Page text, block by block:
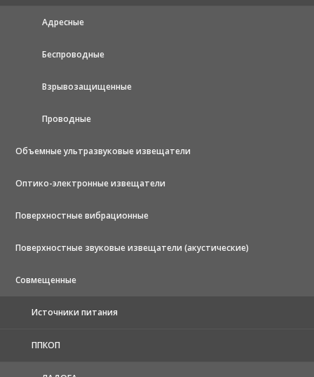
Адресные
Беспроводные
Взрывозащищенные
Проводные
Объемные ультразвуковые извещатели
Оптико-электронные извещатели
Поверхностные вибрационные
Поверхностные звуковые извещатели (акустические)
Совмещенные
Источники питания
ППКОП